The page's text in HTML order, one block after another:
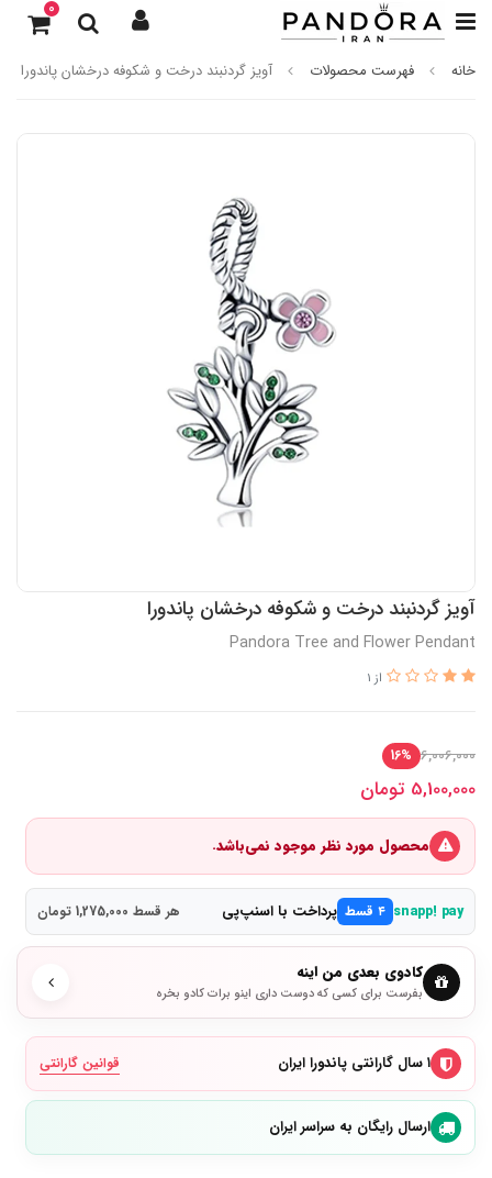
0
خانه فهرست محصولات آویز گردنبند درخت و شکوفه درخشان پاندورا
آویز گردنبند درخت و شکوفه درخشان پاندورا
Pandora Tree and Flower Pendant
از 1
6,006,000
16%
5,100,000 تومان
محصول مورد نظر موجود نمی‌باشد.
snapp! pay ۴ قسط پرداخت با اسنپ‌پی هر قسط 1,275,000 تومان
کادوی بعدی من اینه
بفرست برای کسی که دوست داری اینو برات کادو بخره
۱ سال گارانتی پاندورا ایران قوانین گارانتی
ارسال رایگان به سراسر ایران